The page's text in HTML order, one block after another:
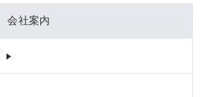
会社案内